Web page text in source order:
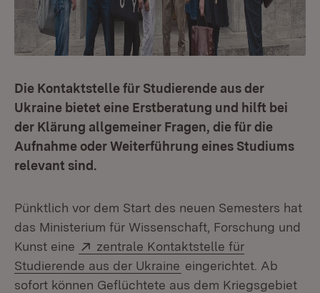
Die Kontaktstelle für Studierende aus der
Ukraine bietet eine Erstberatung und hilft bei
der Klärung allgemeiner Fragen, die für die
Aufnahme oder Weiterführung eines Studiums
relevant sind.
Pünktlich vor dem Start des neuen Semesters hat
das Ministerium für Wissenschaft, Forschung und
Kunst eine
Extern:
zentrale Kontaktstelle für
Studierende aus der Ukraine (Öffnet in neuem
eingerichtet. Ab
sofort können Geflüchtete aus dem Kriegsgebiet